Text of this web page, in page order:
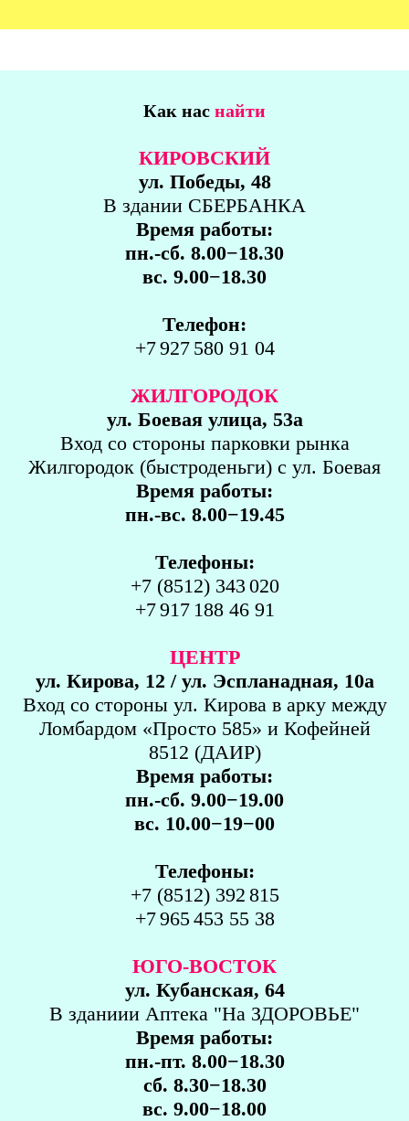
Как нас найти
КИРОВСКИЙ
ул. Победы, 48
В здании СБЕРБАНКА
Время работы:
пн.-сб. 8.00−18.30
вс. 9.00−18.30
Телефон:
+7 927 580 91 04
ЖИЛГОРОДОК
ул. Боевая улица, 53а
Вход со стороны парковки рынка
Жилгородок (быстроденьги) с ул. Боевая
Время работы:
пн.-вс. 8.00−19.45
Телефоны:
+7 (8512) 343 020
+7 917 188 46 91
ЦЕНТР
ул. Кирова, 12 / ул. Эспланадная, 10а
Вход со стороны ул. Кирова в арку между
Ломбардом «Просто 585» и Кофейней
8512 (ДАИР)
Время работы:
пн.-сб. 9.00−19.00
вс. 10.00−19−00
Телефоны:
+7 (8512) 392 815
+7 965 453 55 38
ЮГО-ВОСТОК
ул. Кубанская, 64
В зданиии Аптека "На ЗДОРОВЬЕ"
Время работы:
пн.-пт. 8.00−18.30
сб. 8.30−18.30
вс. 9.00−18.00